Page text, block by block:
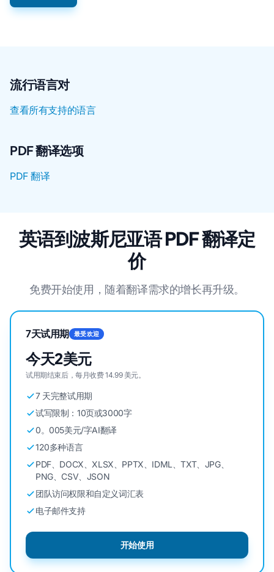
流行语言对
查看所有支持的语言
PDF 翻译选项
PDF 翻译
英语到波斯尼亚语 PDF 翻译定
价
免费开始使用，随着翻译需求的增长再升级。
7天试用期 最受欢迎
今天2美元
试用期结束后，每月收费 14.99 美元。
7 天完整试用期
试写限制：10页或3000字
0。005美元/字AI翻译
120多种语言
PDF、DOCX、XLSX、PPTX、IDML、TXT、JPG、
PNG、CSV、JSON
团队访问权限和自定义词汇表
电子邮件支持
开始使用